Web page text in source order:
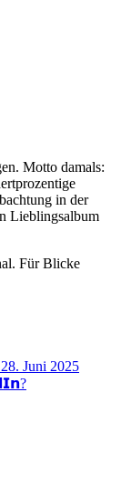
Motto damals:
in der
Lieblingsalbum
Für Blicke
Juni 2025